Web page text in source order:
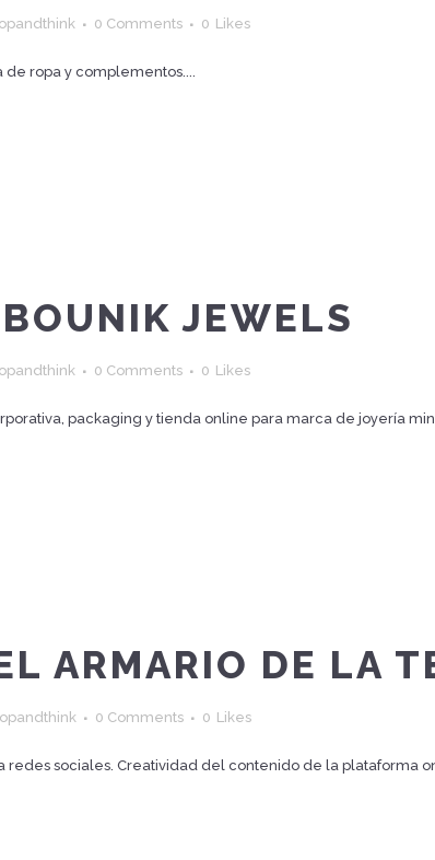
0 Comments 0 Likes
de ropa y complementos....
BOUNIK JEWELS
0 Comments 0 Likes
packaging y tienda online para marca de joyería
ARMARIO DE LA
0 Comments 0 Likes
redes sociales. Creatividad del contenido de la plataforma